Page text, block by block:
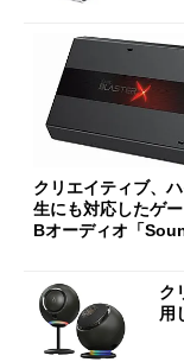
クリエイティブ、
生にも対応したゲ
Bオーディオ「
ク
用